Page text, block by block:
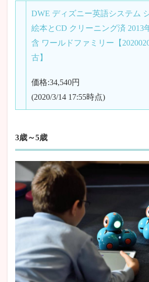
DWE ディズニー英語システム
絵本とCD クリーニング済 2013
含 ワールドファミリー【
古】
価格:34,540円
(2020/3/14 17:55時点)
3歳～5歳